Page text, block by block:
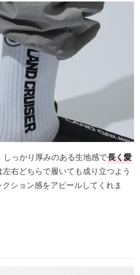
しっかり厚みのある生地感で長く愛
右どちらで履いても成り立つよう
ション感をアピールしてくれま